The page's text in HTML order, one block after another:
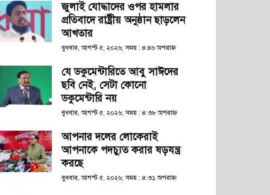
জুলাই যোদ্ধাদের ওপর হামলার
প্রতিবাদে রাষ্ট্রীয় অনুষ্ঠান ছাড়লেন
আখতার
বুধবার, আগস্ট ৫, ২০২৬; সময় : ৪:৪৬ অপরাহ্ণ
যে ডকুমেন্টারিতে আবু সাঈদের
ছবি নেই, সেটা কোনো
ডকুমেন্টারি নয়
বুধবার, আগস্ট ৫, ২০২৬; সময় : ৪:৩৮ অপরাহ্ণ
আপনার দলের লোকেরাই
আপনাকে পদচ্যুত করার ষড়যন্ত্র
করছে
বুধবার, আগস্ট ৫, ২০২৬; সময় : ৪:৩১ অপরাহ্ণ